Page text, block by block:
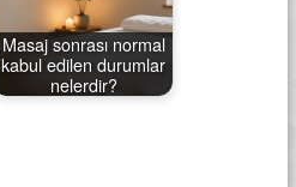
Masaj sonrası normal
kabul edilen durumlar
nelerdir?